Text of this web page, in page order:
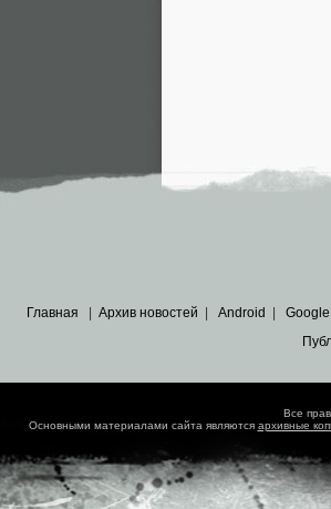
Главная Архив новостей Android Google
Все
Основными материалами сайта являются архивные